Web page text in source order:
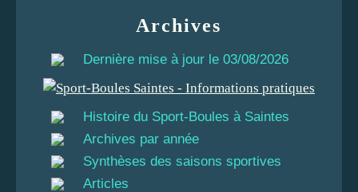
Archives
Dernière mise à jour le 03/08/2026
Histoire du Sport-Boules à Saintes
Archives par année
Synthèses des saisons sportives
Articles